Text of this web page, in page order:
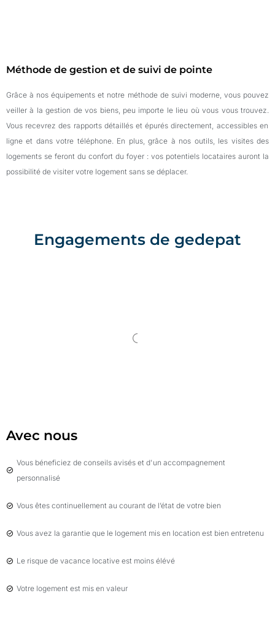
Méthode de gestion et de suivi de pointe
Grâce à nos équipements et notre méthode de suivi moderne, vous pouvez
veiller à la gestion de vos biens, peu importe lelieu oùvous voustrouvez
Vous recevrez des rapports détaillés et épurés directement accessiblesen
ligne et dans votre téléphone. En plus, grâce à nos outils, les visites des
logements se feront du confort du foyer : vos potentiels locataires auront la
possibilité de visiter votre logement sans se déplacer.
Engagements de gedepat
Avec nous
​Vous béneficiez de conseils avisés et d'un accompagnement
personnalisé
Vous êtes continuellement au courant de l’état de votre bien
Vous avez la garantie que le logement mis en location est bien entretenu
Le risque de vacance locative est moins élévé
Votre logement est mis en valeur